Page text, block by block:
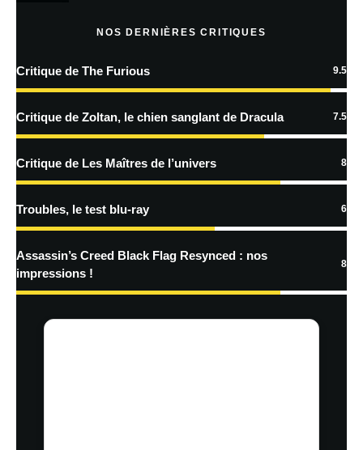
En savoir
traitées
NOS DERNIÈRES CRITIQUES
Critique de The Furious 9.5
Critique de Zoltan, le chien sanglant de Dracula 7.5
Critique de Les Maîtres de l’univers 8
Troubles, le test blu-ray 6
Assassin’s Creed Black Flag Resynced : nos
impressions !
8